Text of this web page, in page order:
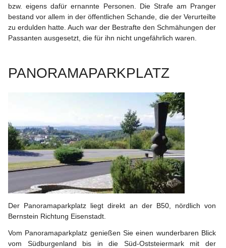
bzw. eigens dafür ernannte Personen. Die Strafe am Pranger
bestand vor allem in der öffentlichen Schande, die der Verurteilte
zu erdulden hatte. Auch war der Bestrafte den Schmähungen der
Passanten ausgesetzt, die für ihn nicht ungefährlich waren.
PANORAMAPARKPLATZ
Der Panoramaparkplatz liegt direkt an der B50, nördlich von
Bernstein Richtung Eisenstadt.
Vom Panoramaparkplatz genießen Sie einen wunderbaren Blick
vom Südburgenland bis in die Süd-Oststeiermark mit der